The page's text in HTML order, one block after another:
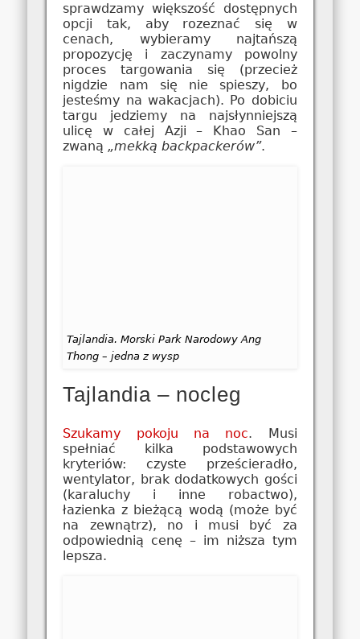
sprawdzamy większość dostępnych
opcji tak, aby rozeznać się w
cenach, wybieramy najtańszą
propozycję i zaczynamy powolny
proces targowania się (przecież
nigdzie nam się nie spieszy, bo
jesteśmy na wakacjach). Po dobiciu
targu jedziemy na najsłynniejszą
ulicę w całej Azji – Khao San –
zwaną „mekką backpackerów”.
Tajlandia. Morski Park Narodowy Ang
Thong – jedna z wysp
Tajlandia – nocleg
Szukamy pokoju na noc. Musi
spełniać kilka podstawowych
kryteriów: czyste prześcieradło,
wentylator, brak dodatkowych gości
(karaluchy i inne robactwo),
łazienka z bieżącą wodą (może być
na zewnątrz), no i musi być za
odpowiednią cenę – im niższa tym
lepsza.